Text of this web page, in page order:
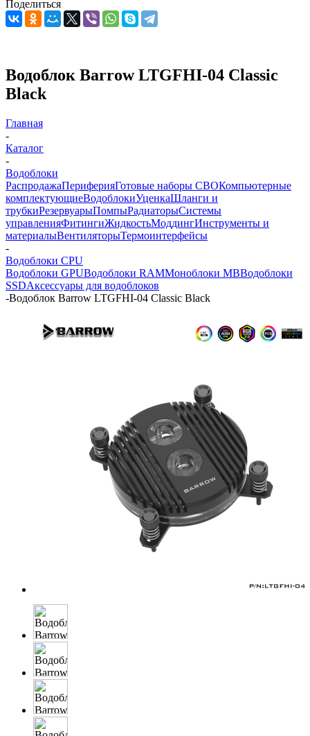
Поделиться
Водоблок Barrow LTGFHI-04 Classic
Black
Главная
-
Каталог
-
Водоблоки
РаспродажаПериферияГотовые наборы СВОКомпьютерные
комплектующиеВодоблокиУценкаШланги и
трубкиРезервуарыПомпыРадиаторыСистемы
управленияФитингиЖидкостьМоддингИнструменты и
материалыВентиляторыТермоинтерфейсы
-
Водоблоки CPU
Водоблоки GPUВодоблоки RAMМоноблоки MBВодоблоки
SSDАксессуары для водоблоков
-Водоблок Barrow LTGFHI-04 Classic Black